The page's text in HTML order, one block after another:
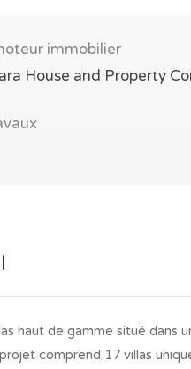
immobilier
House and Property
haut de gamme situé dans
comprend 17 villas